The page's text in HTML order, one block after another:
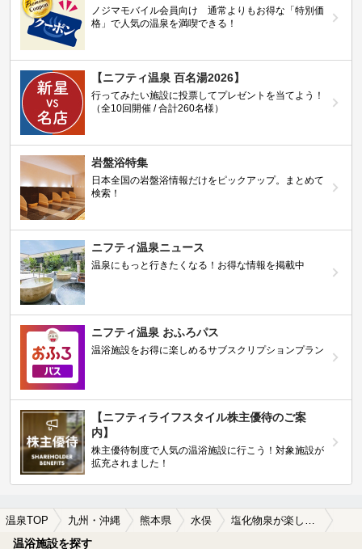
ノジマモバイル会員向け 通常よりもお得な「特別価
格」で人気の温泉を満喫できる！
【ニフティ温泉 百名湯2026】
行ってみたい施設に投票してプレゼントを当てよう！
（全10回開催 / 合計260名様）
岩盤浴特集
日本全国の岩盤浴情報だけをピックアップ。まとめて
検索！
ニフティ温泉ニュース
温泉にもっと行きたくなる！お得な情報を掲載中
ニフティ温泉 おふろパス
温浴施設をお得に楽しめるサブスクリプションプラン
【ニフティライフスタイル株主優待のご案
内】
株主優待制度で人気の温浴施設に行こう！対象施設が
拡充されました！
温泉TOP 九州・沖縄 熊本県 水俣 塩化物泉が楽しめる水俣の温泉、日帰り温泉、スーパー銭湯おすすめ
温浴施設を探す